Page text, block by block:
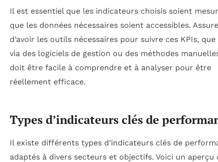
Il est essentiel que les indicateurs choisis soient
que les données nécessaires soient accessibles.
d’avoir les outils nécessaires pour suivre ces KPIs,
via des logiciels de gestion ou des méthodes
doit être facile à comprendre et à analyser pour être
réellement efficace.
Types d’indicateurs clés de
Il existe différents types d’indicateurs clés de
adaptés à divers secteurs et objectifs. Voici un aperçu